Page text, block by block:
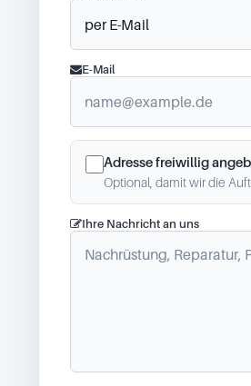
E-Mail
Adresse freiwillig
Optional, damit wir die
Ihre Nachricht an uns